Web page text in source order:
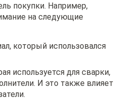
покупки. Например,
на следующие
который использовался
используется для сварки,
И это также влияет